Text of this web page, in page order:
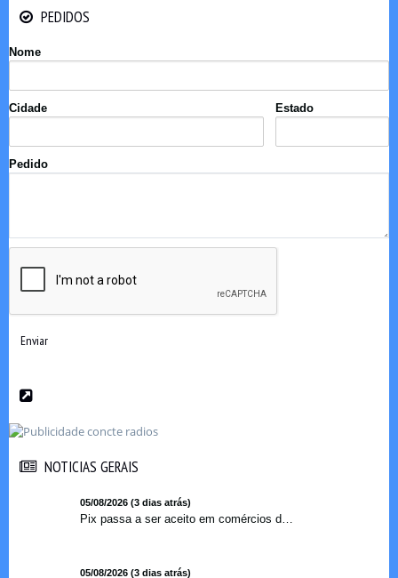
PEDIDOS
Nome
Cidade Estado
Pedido
Enviar
NOTICIAS GERAIS
05/08/2026 (3 dias atrás)
Pix passa a ser aceito em comércios de oito países e amplia opções de pagamento para brasileiros no exterior
05/08/2026 (3 dias atrás)